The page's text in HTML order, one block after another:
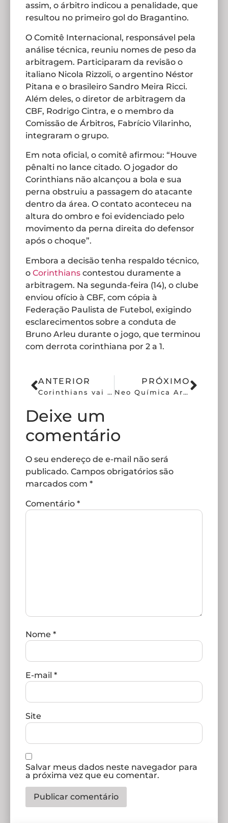
assim, o árbitro indicou a penalidade, que
resultou no primeiro gol do Bragantino.
O Comitê Internacional, responsável pela
análise técnica, reuniu nomes de peso da
arbitragem. Participaram da revisão o
italiano Nicola Rizzoli, o argentino Néstor
Pitana e o brasileiro Sandro Meira Ricci.
Além deles, o diretor de arbitragem da
CBF, Rodrigo Cintra, e o membro da
Comissão de Árbitros, Fabrício Vilarinho,
integraram o grupo.
Em nota oficial, o comitê afirmou: “Houve
pênalti no lance citado. O jogador do
Corinthians não alcançou a bola e sua
perna obstruiu a passagem do atacante
dentro da área. O contato aconteceu na
altura do ombro e foi evidenciado pelo
movimento da perna direita do defensor
após o choque”.
Embora a decisão tenha respaldo técnico,
o Corinthians contestou duramente a
arbitragem. Na segunda-feira (14), o clube
enviou ofício à CBF, com cópia à
Federação Paulista de Futebol, exigindo
esclarecimentos sobre a conduta de
Bruno Arleu durante o jogo, que terminou
com derrota corinthiana por 2 a 1.
ANTERIOR
Corinthians vai em busca do título da Teal Rising Cup
PRÓXIMO
Neo Química Arena estreia reconhecimento facial com sucesso
Deixe um
comentário
O seu endereço de e-mail não será
publicado. Campos obrigatórios são
marcados com *
Comentário *
Nome *
E-mail *
Site
Salvar meus dados neste navegador para
a próxima vez que eu comentar.